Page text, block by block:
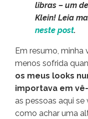
libras – um
Klein! Leia
neste post.
Em resumo,
menos sofrida
os meus looks
importava em
as pessoas aqui
como achar uma